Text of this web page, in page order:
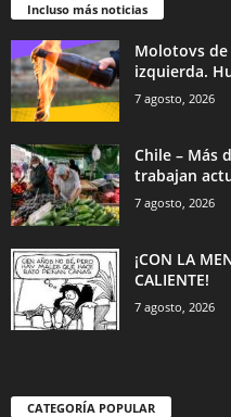
Incluso más noticias
Molotovs
izquierda.
7 agosto, 2026
Chile – Más
trabajan
7 agosto, 2026
¡CON LA
CALIENTE!
7 agosto, 2026
CATEGORÍA POPULAR